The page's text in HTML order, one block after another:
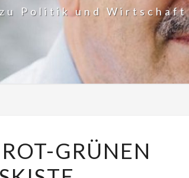
Politik und Wirtschaft
GRÜNEN